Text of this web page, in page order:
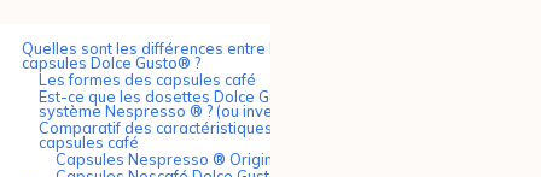
Quelles sont les différences entre les capsules Nespresso® et les
capsules Dolce Gusto® ?
Les formes des capsules café
Est-ce que les dosettes Dolce Gusto® sont compatibles avec le
système Nespresso ® ? (ou inversement )
Comparatif des caractéristiques spécifiques de ces deux types de
capsules café
Capsules Nespresso ® Original :